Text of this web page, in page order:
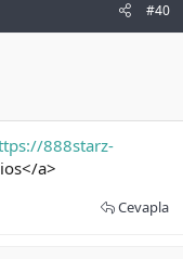
#40
888starz-
a>
Cevapla